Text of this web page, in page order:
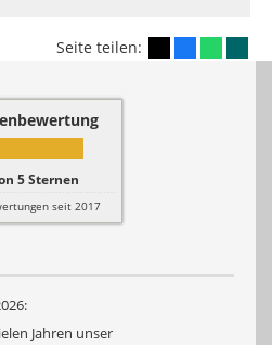
Seite teilen:
5Sternen
seit 2017
Jahren unser